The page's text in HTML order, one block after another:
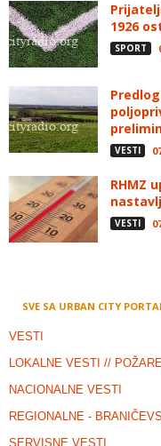
1926
SPORT
VESTI
RHMZ
VESTI
SVE SA URBAN CITY
VESTI
LOKALNE VESTI //
NACIONALNE VESTI
REGIONALNE -
SERVISNE VESTI